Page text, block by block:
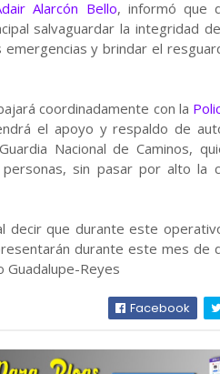
Alarcón Bello, informó que
salvaguardar la integridad
y brindar el
coordinadamente con la
el apoyo y respaldo de
Nacional de Caminos,
sin pasar por alto la
decir que durante este
durante este mes de
Guadalupe-Reyes
Facebook